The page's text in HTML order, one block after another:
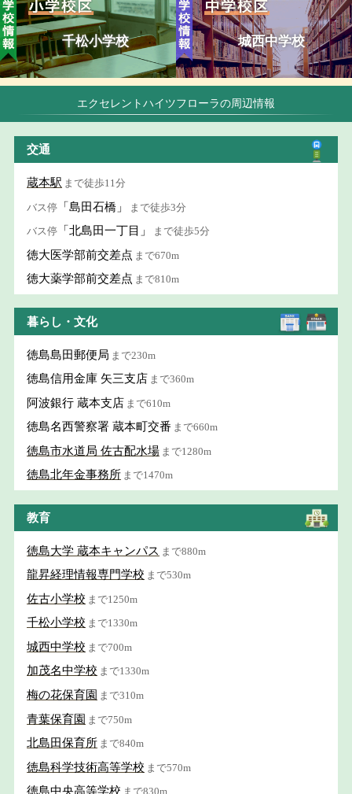
千松小学校 城西中学校
エクセレントハイツフローラの周辺情報
交通
蔵本駅 まで徒歩11分
バス停 「島田石橋」 まで徒歩3分
バス停 「北島田一丁目」 まで徒歩5分
徳大医学部前交差点 まで670m
徳大薬学部前交差点 まで810m
暮らし・文化
徳島島田郵便局 まで230m
徳島信用金庫 矢三支店 まで360m
阿波銀行 蔵本支店 まで610m
徳島名西警察署 蔵本町交番 まで660m
徳島市水道局 佐古配水場 まで1280m
徳島北年金事務所 まで1470m
教育
徳島大学 蔵本キャンパス まで880m
龍昇経理情報専門学校 まで530m
佐古小学校 まで1250m
千松小学校 まで1330m
城西中学校 まで700m
加茂名中学校 まで1330m
梅の花保育園 まで310m
青葉保育園 まで750m
北島田保育所 まで840m
徳島科学技術高等学校 まで570m
徳島中央高等学校 まで830m